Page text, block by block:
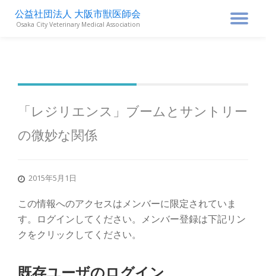
ナ
ー
を
公益社団法人 大阪市獣医師会
Osaka City Veterinary Medical Association
「レジリエンス」ブームとサントリー
の微妙な関係
2015年5月1日
この情報へのアクセスはメンバーに限定されていま
す。ログインしてください。メンバー登録は下記リン
クをクリックしてください。
既存ユーザのログイン